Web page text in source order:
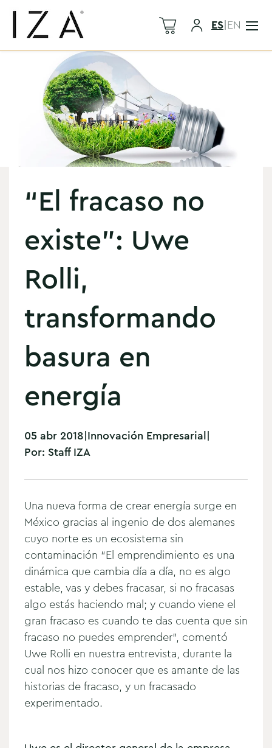
ES|EN
“El fracaso no
existe”: Uwe
Rolli,
transformando
basura en
energía
05 abr 2018|Innovación Empresarial|
Por: Staff IZA
Una nueva forma de crear energía surge en
México gracias al ingenio de dos alemanes
cuyo norte es un ecosistema sin
contaminación “El emprendimiento es una
dinámica que cambia día a día, no es algo
estable, vas y debes fracasar, si no fracasas
algo estás haciendo mal; y cuando viene el
gran fracaso es cuando te das cuenta que sin
fracaso no puedes emprender”, comentó
Uwe Rolli en nuestra entrevista, durante la
cual nos hizo conocer que es amante de las
historias de fracaso, y un fracasado
experimentado.